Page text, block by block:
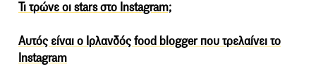
Τι τρώνε οι stars στο Instagram;
Αυτός είναι ο Ιρλανδός food blogger που τρελαίνει το
Instagram